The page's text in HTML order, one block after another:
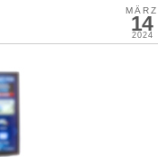
MÄRZ
14
2024